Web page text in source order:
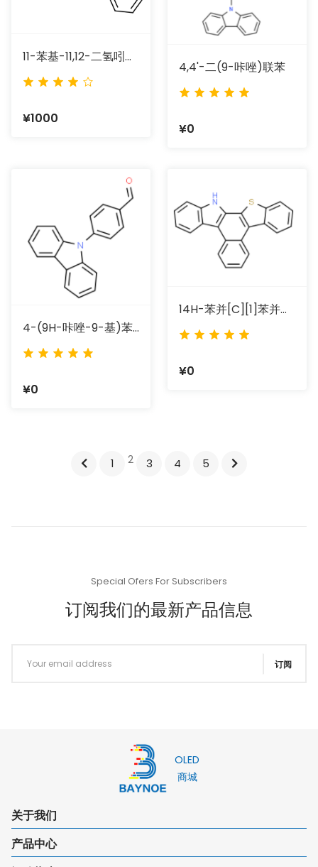
11-苯基-11,12-二氢吲哚并[2,3-A]咔唑
¥1000
4,4'-二(9-咔唑)联苯
¥0
4-(9H-咔唑-9-基)苯甲醛
¥0
14H-苯并[c][1]苯并噻吩并[2,3-A]咔唑
¥0
1 2 3 4 5
Special Ofers For Subscribers
订阅我们的最新产品信息
订阅
OLED
商城
关于我们
产品中心